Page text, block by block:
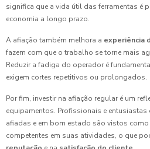
significa que a vida útil das ferramentas é
economia a longo prazo.
A afiação também melhora a experiência
fazem com que o trabalho se torne mais
Reduzir a fadiga do operador é
exigem cortes repetitivos ou prolongados.
Por fim, investir na afiação regular é um
equipamentos. Profissionais e entusiastas
afiadas e em bom estado são vistos
competentes em suas atividades, o que